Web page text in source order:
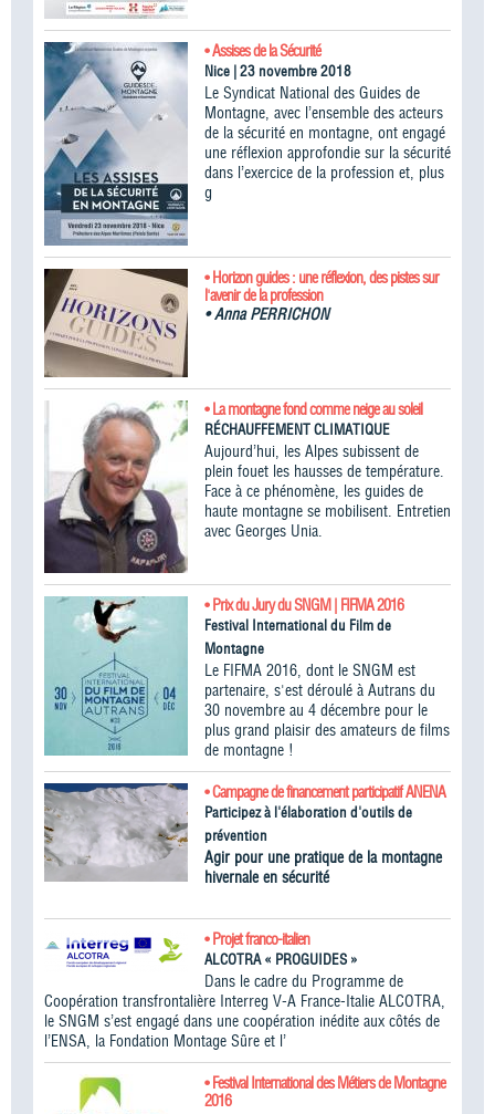
• Assises de la Sécurité
Nice | 23 novembre 2018
Le Syndicat National des Guides de
Montagne, avec l’ensemble des acteurs
de la sécurité en montagne, ont engagé
une réflexion approfondie sur la sécurité
dans l’exercice de la profession et, plus
g
• Horizon guides : une réflexion, des pistes sur
l'avenir de la profession
•Anna PERRICHON
• La montagne fond comme neige au soleil
RÉCHAUFFEMENT CLIMATIQUE
Aujourd’hui, les Alpes subissent de
plein fouet les hausses de température.
Face à ce phénomène, les guides de
haute montagne se mobilisent. Entretien
avec Georges Unia.
• Prix du Jury du SNGM | FIFMA 2016
Festival International du Film de
Montagne
Le FIFMA 2016, dont le SNGM est
partenaire, s'est déroulé à Autrans du
30 novembre au 4 décembre pour le
plus grand plaisir des amateurs de films
de montagne !
• Campagne de financement participatif ANENA
Participez à l'élaboration d'outils de
prévention
Agir pour une pratique de la montagne
hivernale en sécurité
• Projet franco-italien
ALCOTRA « PROGUIDES »
Dans le cadre du Programme de
Coopération transfrontalière Interreg V-A France-Italie ALCOTRA,
le SNGM s’est engagé dans une coopération inédite aux côtés de
l’ENSA, la Fondation Montage Sûre et l’
• Festival International des Métiers de Montagne
2016